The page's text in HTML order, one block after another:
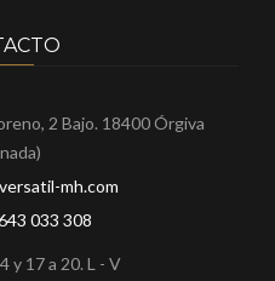
2 Bajo. 18400 Órgiva
mh.com
033 308
y 17 a 20. L - V